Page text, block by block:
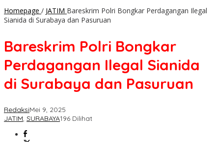
Homepage / JATIM Bareskrim Polri Bongkar Perdagangan Ilegal
Sianida di Surabaya dan Pasuruan
Bareskrim Polri Bongkar
Perdagangan Ilegal Sianida
di Surabaya dan Pasuruan
RedaksiMei 9, 2025
JATIM, SURABAYA196 Dilihat